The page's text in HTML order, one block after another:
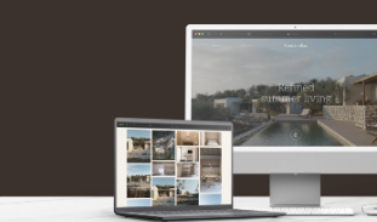
υπηρεσίες
Αρχ. Μακαρίου 14, 45221, Ιωάννινα
τ: +30 26510 24308|e: info@wapp.gr